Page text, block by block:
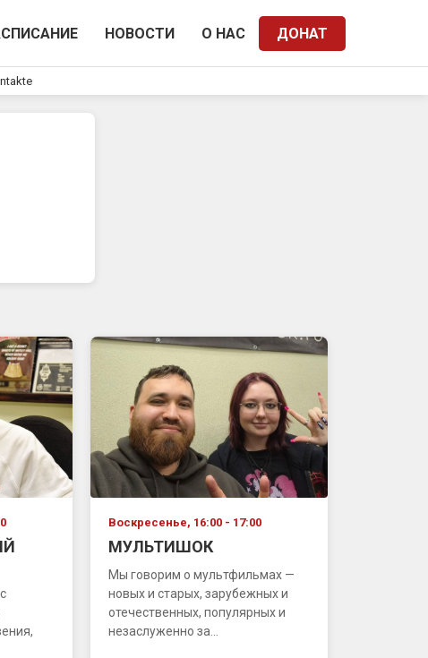
НОВОСТИ О НАС ДОНАТ
Воскресенье, 16:00 - 17:00
МУЛЬТИШОК
Мы говорим о мультфильмах —
новых и старых, зарубежных и
отечественных, популярных и
незаслуженно за...